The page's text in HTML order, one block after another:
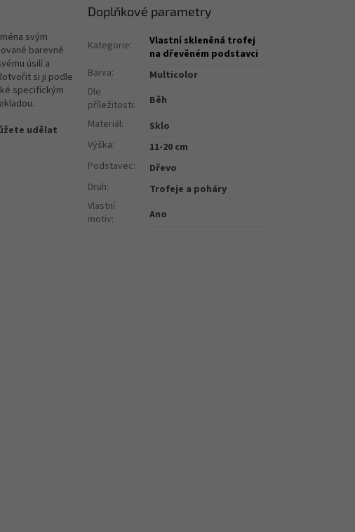
svým
barevné
úsilí a
si ji podle
specifickým
udělat
Doplňkové parametry
Kategorie:
Vlastní skleněná trofej
na dřevěném podstavci
Barva:
Multicolor
Dle
příležitosti:
Běh
Materiál:
Sklo
Výška:
11-20 cm
Podstavec:
Dřevo
Druh:
Trofeje a poháry
Vlastní
motiv: Ano